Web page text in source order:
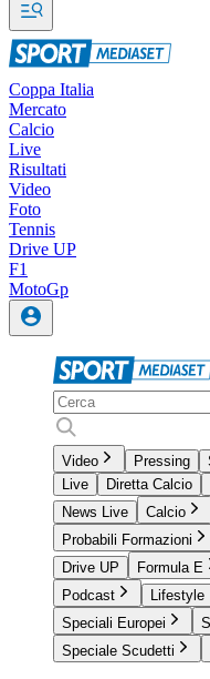
Coppa Italia
Mercato
Calcio
Live
Risultati
Video
Foto
Tennis
Drive UP
F1
MotoGp
Video Pressing
Live
Diretta Calcio
News Live
Calcio
Probabili Formazioni
Drive UP
Formula E
Podcast
Lifestyle
Speciali Europei
Speciale Scudetti